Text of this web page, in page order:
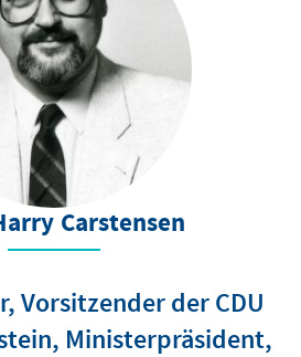
Carstensen
Vorsitzender der CDU
Ministerpräsident